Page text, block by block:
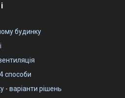
будинку
способи
- варіанти рішень